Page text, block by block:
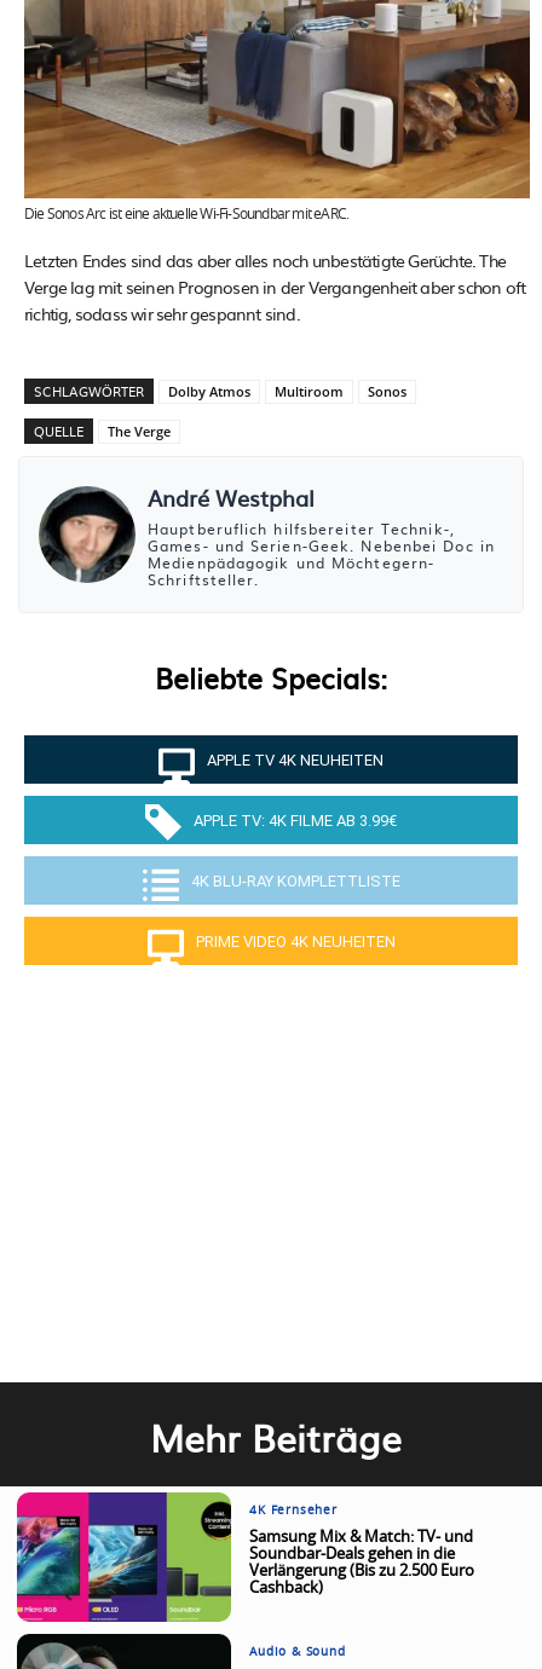
Die Sonos Arc ist eine aktuelle Wi-Fi-Soundbar mit eARC.
Letzten Endes sind das aber alles noch unbestätigte Gerüchte. The
Verge lag mit seinen Prognosen in der Vergangenheit aber schon oft
richtig, sodass wir sehr gespannt sind.
SCHLAGWÖRTER Dolby Atmos Multiroom Sonos
QUELLE The Verge
André Westphal
Hauptberuflich hilfsbereiter Technik-,
Games- und Serien-Geek. Nebenbei Doc in
Medienpädagogik und Möchtegern-
Schriftsteller.
Beliebte Specials:
APPLE TV 4K NEUHEITEN
APPLE TV: 4K FILME AB 3.99€
4K BLU-RAY KOMPLETTLISTE
PRIME VIDEO 4K NEUHEITEN
Mehr Beiträge
4K Fernseher
Samsung Mix & Match: TV- und
Soundbar-Deals gehen in die
Verlängerung (Bis zu 2.500 Euro
Cashback)
Audio & Sound